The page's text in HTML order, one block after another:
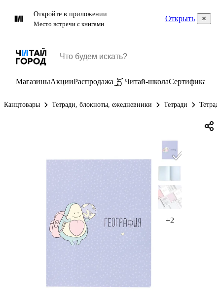
Откройте в приложении
Место встречи с книгами
Открыть
МагазиныАкцииРаспродажа Читай-школаСертификаты
Канцтовары Тетради, блокноты, ежедневники Тетради
+2